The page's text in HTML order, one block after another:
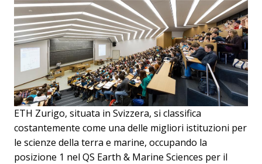
ETH Zurigo, situata in Svizzera, si classifica
costantemente come una delle migliori istituzioni per
le scienze della terra e marine, occupando la
posizione 1 nel QS Earth & Marine Sciences per il